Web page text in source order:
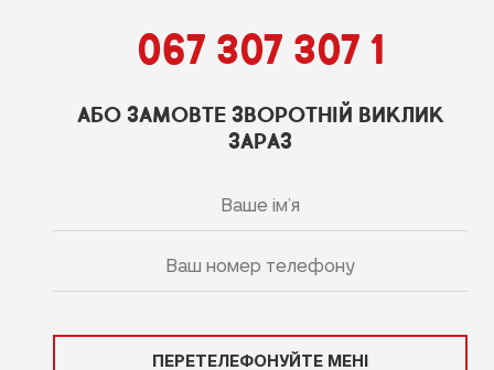
067 307 307 1
АБО ЗАМОВТЕ ЗВОРОТНІЙ ВИКЛИК
ЗАРАЗ
ПЕРЕТЕЛЕФОНУЙТЕ МЕНІ